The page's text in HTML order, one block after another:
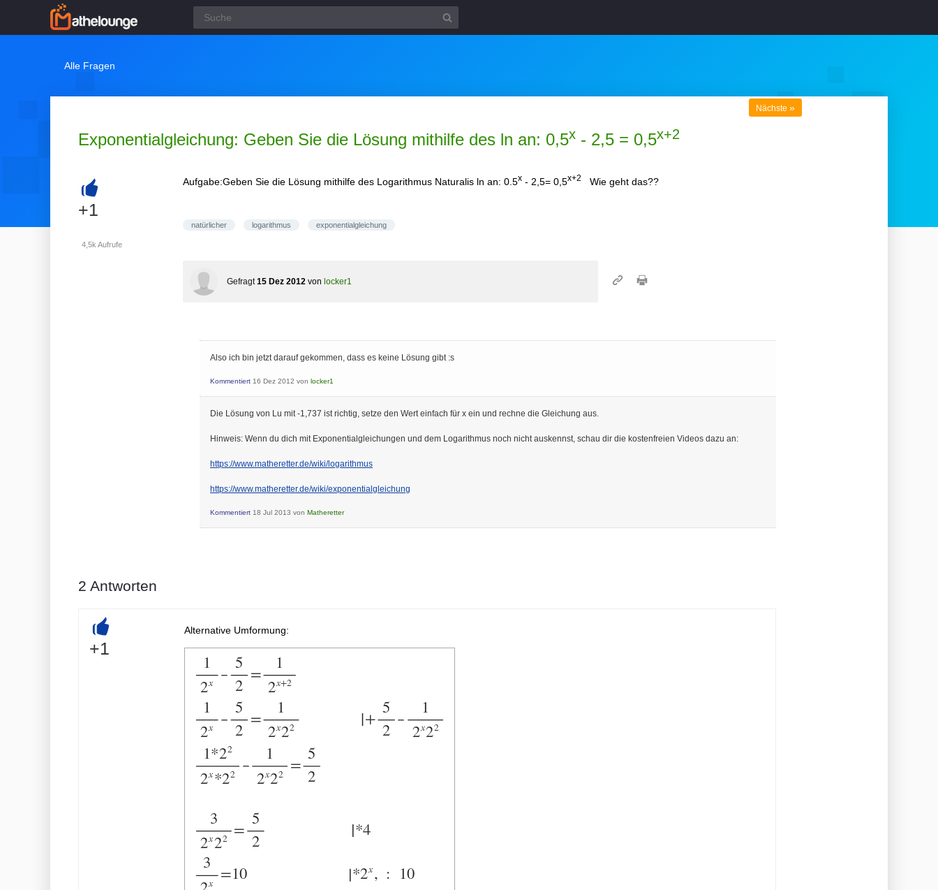
Alle Fragen
Exponentialgleichung: Geben Sie die Lösung mithilfe des ln an: 0,5x - 2,5 = 0,5x+2
Nächste »
+
+1
4,5k Aufrufe
Aufgabe:Geben Sie die Lösung mithilfe des Logarithmus Naturalis ln an: 0.5x - 2,5= 0,5x+2 Wie geht das??
natürlicher logarithmus exponentialgleichung
Gefragt 15 Dez 2012 von locker1
Also ich bin jetzt darauf gekommen, dass es keine Lösung gibt :s
Kommentiert 16 Dez 2012 von locker1
Die Lösung von Lu mit -1,737 ist richtig, setze den Wert einfach für x ein und rechne die Gleichung aus.
Hinweis: Wenn du dich mit Exponentialgleichungen und dem Logarithmus noch nicht auskennst, schau dir die kostenfreien Videos dazu an:
https://www.matheretter.de/wiki/logarithmus
https://www.matheretter.de/wiki/exponentialgleichung
Kommentiert 18 Jul 2013 von Matheretter
2 Antworten
+
+1
Alternative Umformung: